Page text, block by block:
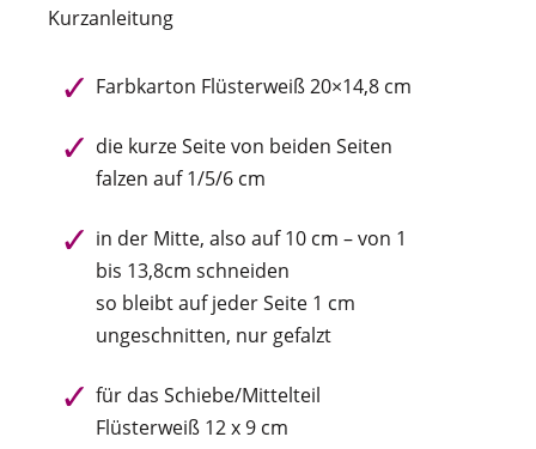
Kurzanleitung
Farbkarton Flüsterweiß 20×14,8 cm
die kurze Seite von beiden Seiten
falzen auf 1/5/6 cm
in der Mitte, also auf 10 cm – von 1
bis 13,8cm schneiden
so bleibt auf jeder Seite 1 cm
ungeschnitten, nur gefalzt
für das Schiebe/Mittelteil
Flüsterweiß 12 x 9 cm